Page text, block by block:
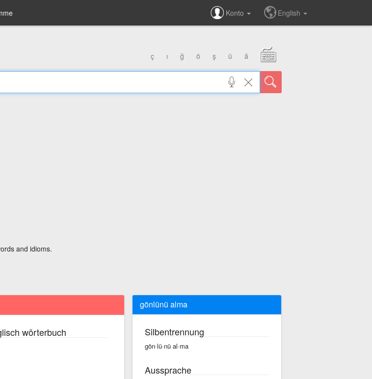
Konto English
ç ı ğ ö ş ü â
and idioms.
wörterbuch
gönlünü alma
Silbentrennung
gön·lü·nü al·ma
Aussprache